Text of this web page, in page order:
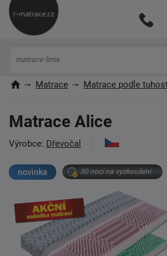
Matrace Matrace podle
Matrace Alice
Výrobce: Dřevočal
novinka 30 nocí na vyzkoušení